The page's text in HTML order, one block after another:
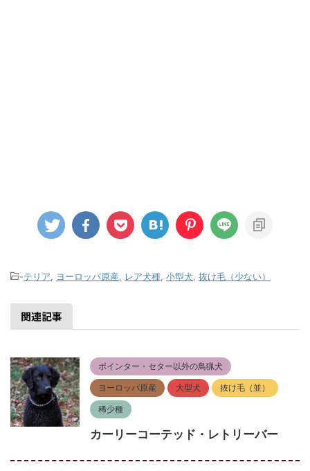
-テリア, ヨーロッパ原産, レア犬種, 小型犬, 抜け毛（少ない）
関連記事
ポインター・セター以外の鳥猟犬
ヨーロッパ原産 大型犬 抜け毛（並）
稀少種
カーリーコーテッド・レトリーバー